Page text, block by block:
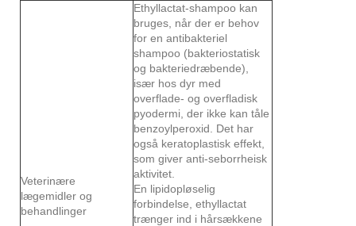
Veterinære
lægemidler og
behandlinger
Ethyllactat-shampoo kan
bruges, når der er behov
for en antibakteriel
shampoo (bakteriostatisk
og bakteriedræbende),
især hos dyr med
overflade- og overfladisk
pyodermi, der ikke kan tåle
benzoylperoxid. Det har
også keratoplastisk effekt,
som giver anti-seborrheisk
aktivitet.
En lipidopløselig
forbindelse, ethyllactat
trænger ind i hårsækkene